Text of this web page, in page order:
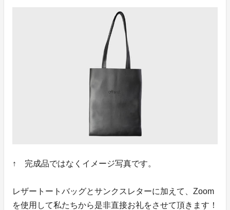
↑ 完成品ではなくイメージ写真です。
レザートートバッグとサンクスレターに加えて、Zoom
を使用して私たちから是非直接お礼をさせて頂きます！